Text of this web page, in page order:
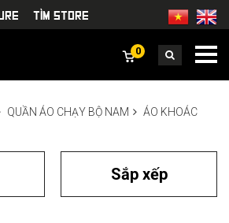
TÌm Store
0
QUẦN ÁO CHẠY BỘ NAM ÁO KHOÁC
Sắp xếp